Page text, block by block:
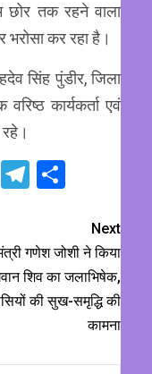
तक रहने वाला
भरोसा कर रहा है।
सिंह पुंडीर, जिला
कार्यकर्ता एवं
X Telegram
Next
गणेश जोशी ने किया
शिव का जलाभिषेक,
की सुख-समृद्धि की
कामना